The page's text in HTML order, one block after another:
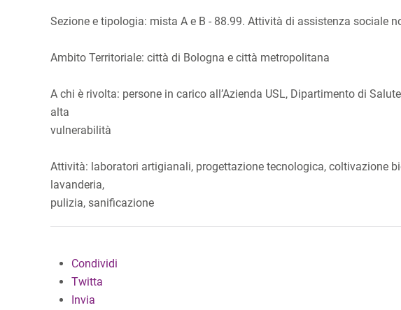
Sezione e tipologia: mista A e B - 88.99. Attività di assistenza sociale
Ambito Territoriale: città di Bologna e città metropolitana
A chi è rivolta: persone in carico all’Azienda USL, Dipartimento di
alta
vulnerabilità
Attività: laboratori artigianali, progettazione tecnologica, coltivazione
lavanderia,
pulizia, sanificazione
Condividi
Twitta
Invia